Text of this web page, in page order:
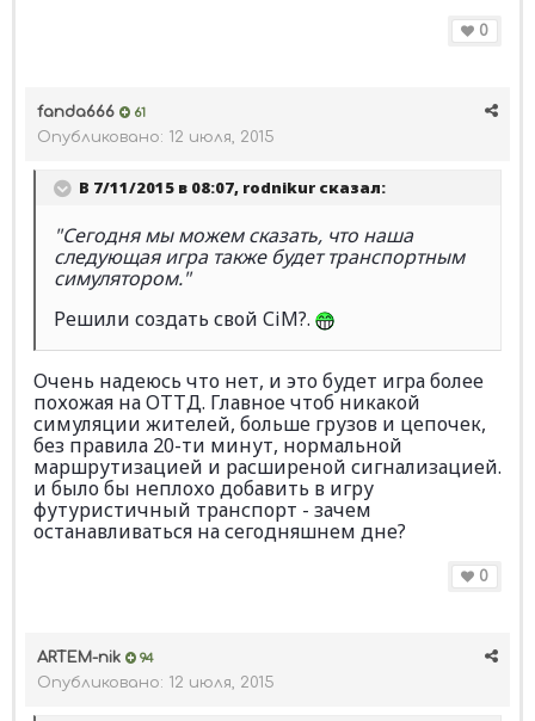
0
fanda666 61
Опубликовано: 12 июля, 2015
В 7/11/2015 в 08:07, rodnikur сказал:
"Сегодня мы можем сказать, что наша
следующая игра также будет транспортным
симулятором."
Решили создать свой СiM?.
Очень надеюсь что нет, и это будет игра более
похожая на ОТТД. Главное чтоб никакой
симуляции жителей, больше грузов и цепочек,
без правила 20-ти минут, нормальной
маршрутизацией и расширеной сигнализацией.
и было бы неплохо добавить в игру
футуристичный транспорт - зачем
останавливаться на сегодняшнем дне?
0
ARTEM-nik 94
Опубликовано: 12 июля, 2015